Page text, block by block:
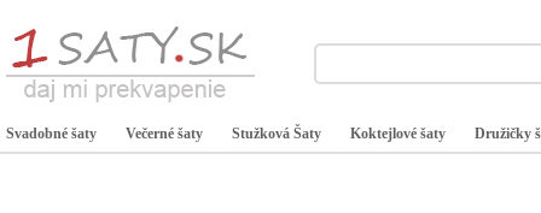
Svadobné šaty Večerné šaty Stužková Šaty Koktejlové šaty Družičky